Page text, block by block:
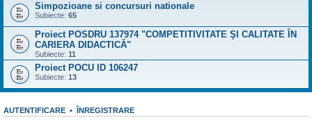
Simpozioane si concursuri nationale
Subiecte: 65
Proiect POSDRU 137974 "COMPETITIVITATE ŞI CALITATE ÎN
CARIERA DIDACTICĂ"
Subiecte: 11
Proiect POCU ID 106247
Subiecte: 13
AUTENTIFICARE • ÎNREGISTRARE